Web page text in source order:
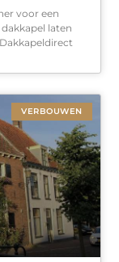
voor een
laten
VERBOUWEN